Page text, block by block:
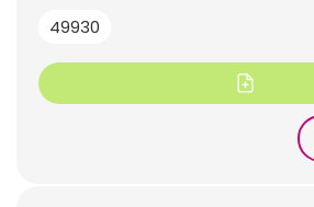
49930